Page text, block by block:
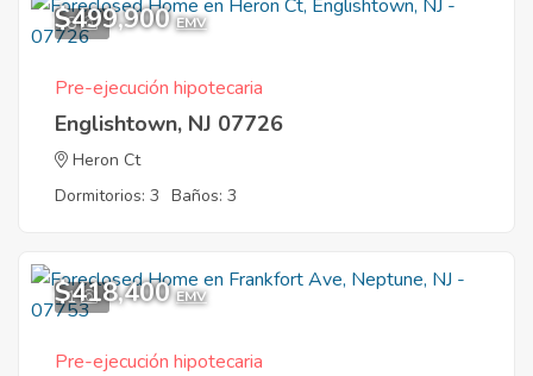
8
$499,900 EMV
Pre-ejecución hipotecaria
Englishtown, NJ 07726
Heron Ct
Dormitorios: 3 Baños: 3
1
$418,400 EMV
Pre-ejecución hipotecaria